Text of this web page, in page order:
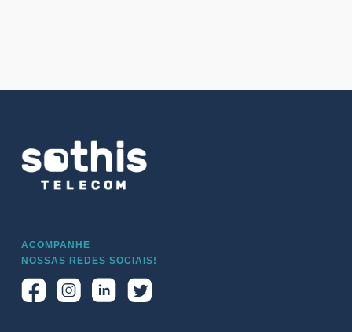
ACOMPANHE
NOSSAS REDES SOCIAIS!